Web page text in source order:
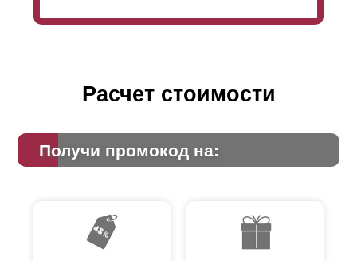
Расчет стоимости
Получи промокод на: